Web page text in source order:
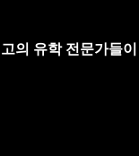
의 유학 전문가들